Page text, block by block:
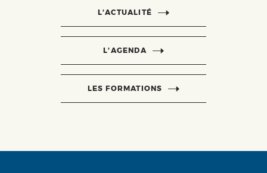
L’ACTUALITÉ
L’AGENDA
LES FORMATIONS